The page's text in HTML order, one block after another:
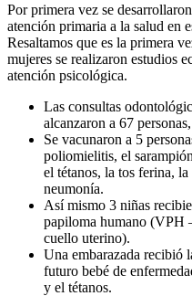
Por primera vez se
atención primaria a la salud en
Resaltamos que es la primera
mujeres se realizaron estudios
atención psicológica.
Las consultas
alcanzaron a 67
Se vacunaron a 5
poliomielitis, el
el tétanos, la tos ferina,
neumonía.
Así mismo 3 niñas
papiloma humano (VPH
cuello uterino).
Una embarazada recibió
futuro bebé de
y el tétanos.